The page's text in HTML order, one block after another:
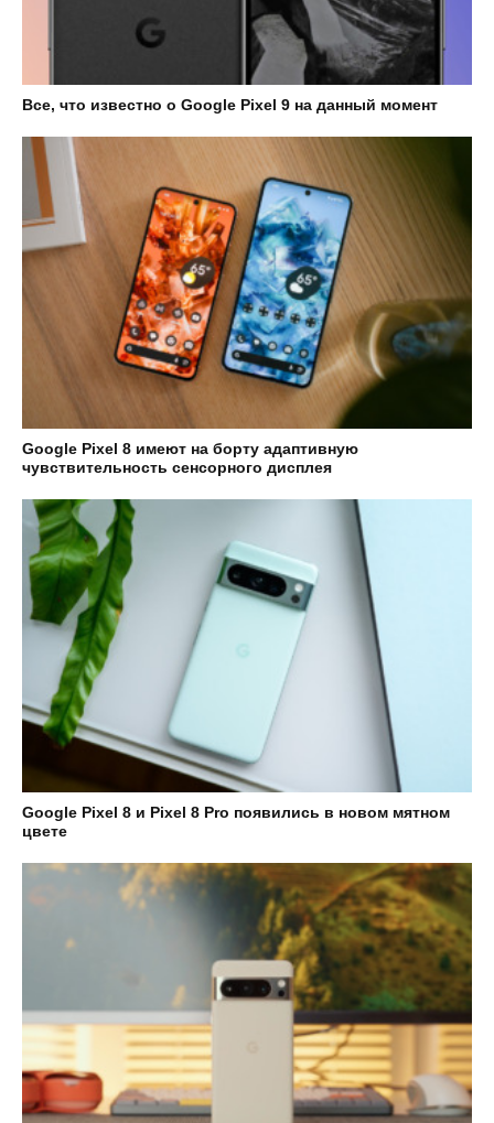
Все, что известно о Google Pixel 9 на данный момент
Google Pixel 8 имеют на борту адаптивную
чувствительность сенсорного дисплея
Google Pixel 8 и Pixel 8 Pro появились в новом мятном
цвете